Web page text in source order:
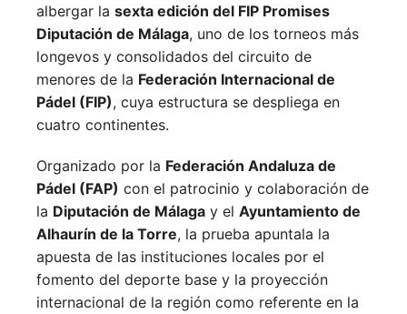
albergar la sexta edición del FIP Promises
Diputación de Málaga, uno de los torneos más
longevos y consolidados del circuito de
menores de la Federación Internacional de
Pádel (FIP), cuya estructura se despliega en
cuatro continentes.
Organizado por la Federación Andaluza de
Pádel (FAP) con el patrocinio y colaboración de
la Diputación de Málaga y el Ayuntamiento de
Alhaurín de la Torre, la prueba apuntala la
apuesta de las instituciones locales por el
fomento del deporte base y la proyección
internacional de la región como referente en la